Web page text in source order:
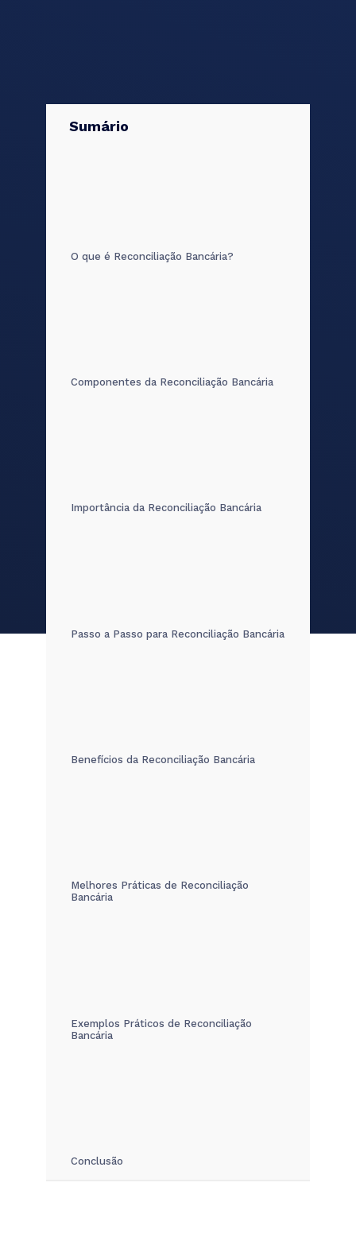
Sumário
O que é Reconciliação Bancária?
Componentes da Reconciliação Bancária
Importância da Reconciliação Bancária
Passo a Passo para Reconciliação Bancária
Benefícios da Reconciliação Bancária
Melhores Práticas de Reconciliação
Bancária
Exemplos Práticos de Reconciliação
Bancária
Conclusão